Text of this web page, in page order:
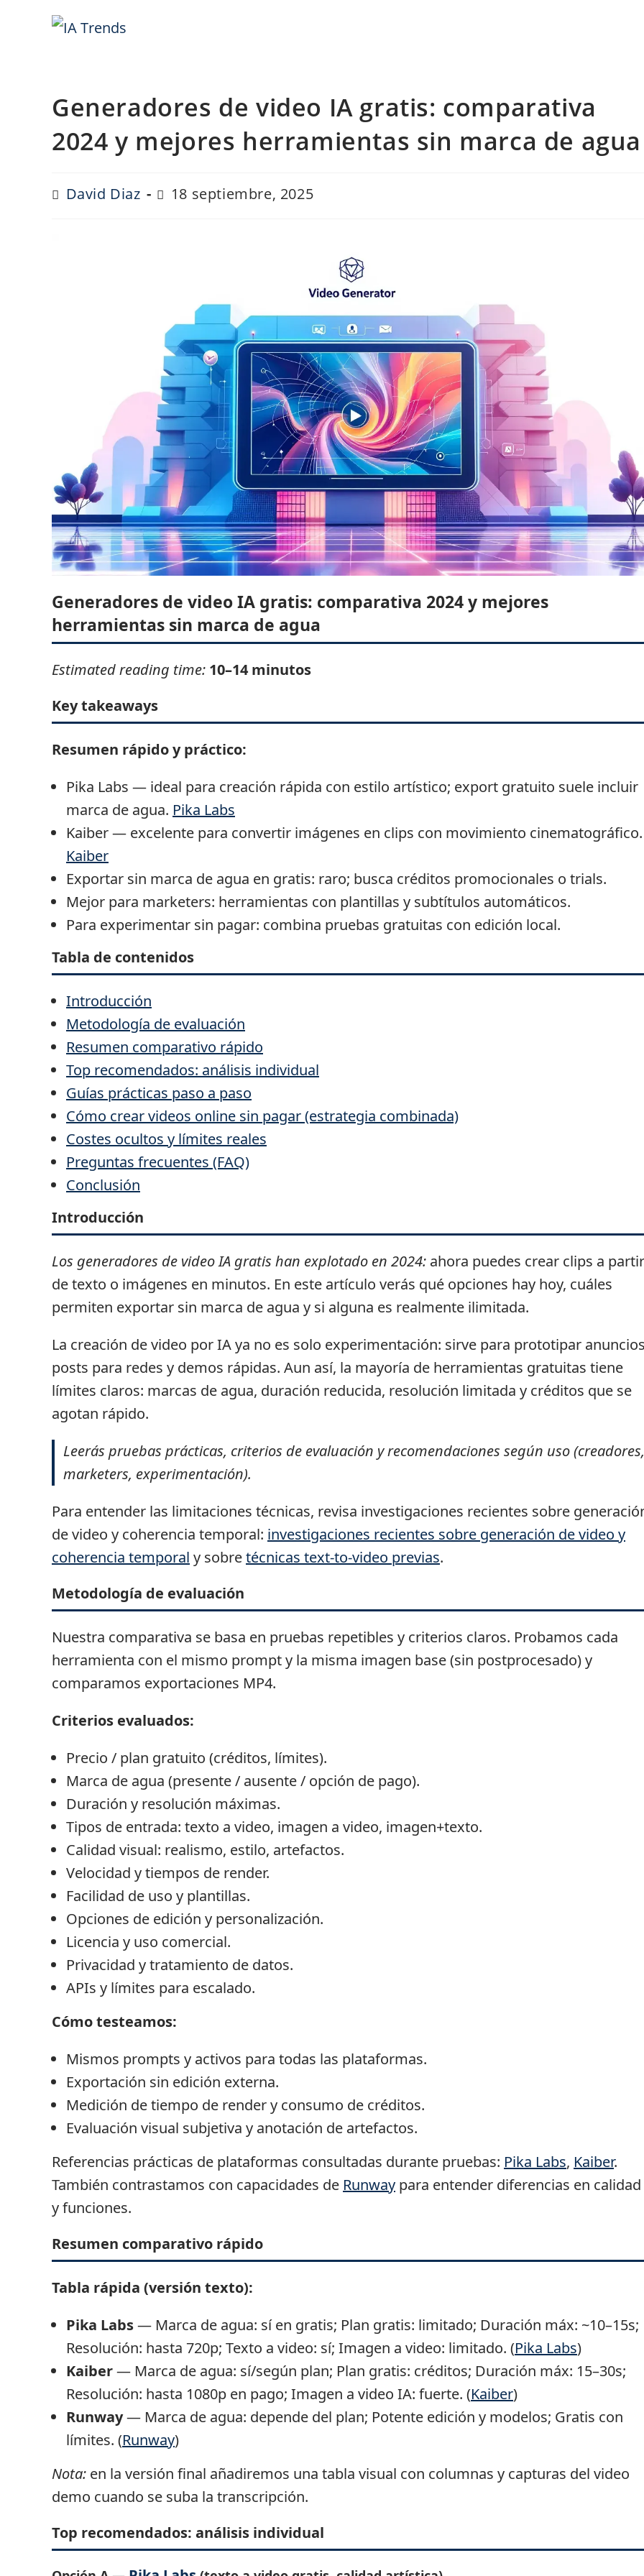
Generadores de video IA gratis: comparativa
2024 y mejores herramientas sin marca de agua
Autor
de
David Diaz
Última
modificación
18 septiembre, 2025
Generadores de video IA gratis: comparativa 2024 y mejores
herramientas sin marca de agua
Estimated reading time: 10–14 minutos
Key takeaways
Resumen rápido y práctico:
Pika Labs — ideal para creación rápida con estilo artístico; export gratuito suele incluir
marca de agua. Pika Labs
Kaiber — excelente para convertir imágenes en clips con movimiento cinematográfico.
Kaiber
Exportar sin marca de agua en gratis: raro; busca créditos promocionales o trials.
Mejor para marketers: herramientas con plantillas y subtítulos automáticos.
Para experimentar sin pagar: combina pruebas gratuitas con edición local.
Tabla de contenidos
Introducción
Metodología de evaluación
Resumen comparativo rápido
Top recomendados: análisis individual
Guías prácticas paso a paso
Cómo crear videos online sin pagar (estrategia combinada)
Costes ocultos y límites reales
Preguntas frecuentes (FAQ)
Conclusión
Introducción
Los generadores de video IA gratis han explotado en 2024: ahora puedes crear clips a partir
de texto o imágenes en minutos. En este artículo verás qué opciones hay hoy, cuáles
permiten exportar sin marca de agua y si alguna es realmente ilimitada.
La creación de video por IA ya no es solo experimentación: sirve para prototipar
posts para redes y demos rápidas. Aun así, la mayoría de herramientas gratuitas tiene
límites claros: marcas de agua, duración reducida, resolución limitada y créditos que se
agotan rápido.
Leerás pruebas prácticas, criterios de evaluación y recomendaciones según uso (creadores,
marketers, experimentación).
Para entender las limitaciones técnicas, revisa investigaciones recientes sobre
de video y coherencia temporal: investigaciones recientes sobre generación de video y
coherencia temporal y sobretécnicas text-to-video previas.
Metodología de evaluación
Nuestra comparativa se basa en pruebas repetibles y criterios claros. Probamos cada
herramienta con el mismo prompt y la misma imagen base (sin postprocesado) y
comparamos exportaciones MP4.
Criterios evaluados:
Precio / plan gratuito (créditos, límites).
Marca de agua (presente / ausente / opción de pago).
Duración y resolución máximas.
Tipos de entrada: texto a video, imagen a video, imagen+texto.
Calidad visual: realismo, estilo, artefactos.
Velocidad y tiempos de render.
Facilidad de uso y plantillas.
Opciones de edición y personalización.
Licencia y uso comercial.
Privacidad y tratamiento de datos.
APIs y límites para escalado.
Cómo testeamos:
Mismos prompts y activos para todas las plataformas.
Exportación sin edición externa.
Medición de tiempo de render y consumo de créditos.
Evaluación visual subjetiva y anotación de artefactos.
Referencias prácticas de plataformas consultadas durante pruebas: Pika Labs, Kaiber.
También contrastamos con capacidades de Runway para entender diferencias en calidad
y funciones.
Resumen comparativo rápido
Tabla rápida (versión texto):
Pika Labs— Marca de agua: sí en gratis; Plan gratis: limitado; Duración máx: ~10–15s;
Resolución: hasta 720p; Texto a video: sí; Imagen a video: limitado. (Pika Labs)
Kaiber— Marca de agua: sí/según plan; Plan gratis: créditos; Duración máx: 15–30s;
Resolución: hasta 1080p en pago; Imagen a video IA: fuerte. (Kaiber)
Runway— Marca de agua: depende del plan; Potente edición y modelos; Gratis con
límites. (Runway)
Nota: en la versión final añadiremos una tabla visual con columnas y capturas del video
demo cuando se suba la transcripción.
Top recomendados: análisis individual